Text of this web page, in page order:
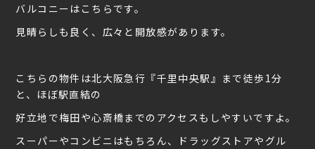
バルコニーはこちらです。
見晴らしも良く、広々と開放感があります。
こちらの物件は北大阪急行『千里中央駅』まで徒歩1分
と、ほぼ駅直結の
好立地で梅田や心斎橋までのアクセスもしやすいですよ。
スーパーやコンビニはもちろん、ドラッグストアやグル